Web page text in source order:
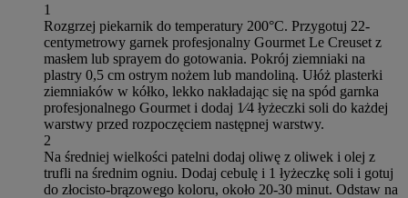
1
Rozgrzej piekarnik do temperatury 200°C. Przygotuj 22-
centymetrowy garnek profesjonalny Gourmet Le Creuset z
masłem lub sprayem do gotowania. Pokrój ziemniaki na
plastry 0,5 cm ostrym nożem lub mandoliną. Ułóż plasterki
ziemniaków w kółko, lekko nakładając się na spód garnka
profesjonalnego Gourmet i dodaj 1⁄4 łyżeczki soli do każdej
warstwy przed rozpoczęciem następnej warstwy.
2
Na średniej wielkości patelni dodaj oliwę z oliwek i olej z
trufli na średnim ogniu. Dodaj cebulę i 1 łyżeczkę soli i gotuj
do złocisto-brązowego koloru, około 20-30 minut. Odstaw na